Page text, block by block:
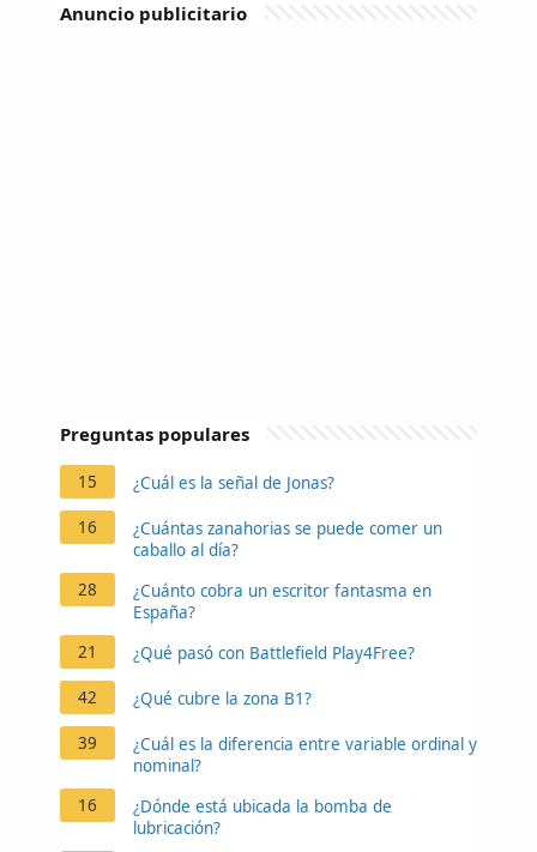
Anuncio publicitario
Preguntas populares
15 ¿Cuál es la señal de Jonas?
16
¿Cuántas zanahorias se puede comer un
caballo al día?
28
¿Cuánto cobra un escritor fantasma en
España?
21
¿Qué pasó con Battlefield Play4Free?
42 ¿Qué cubre la zona B1?
39
¿Cuál es la diferencia entre variable ordinal y
nominal?
16
¿Dónde está ubicada la bomba de
lubricación?